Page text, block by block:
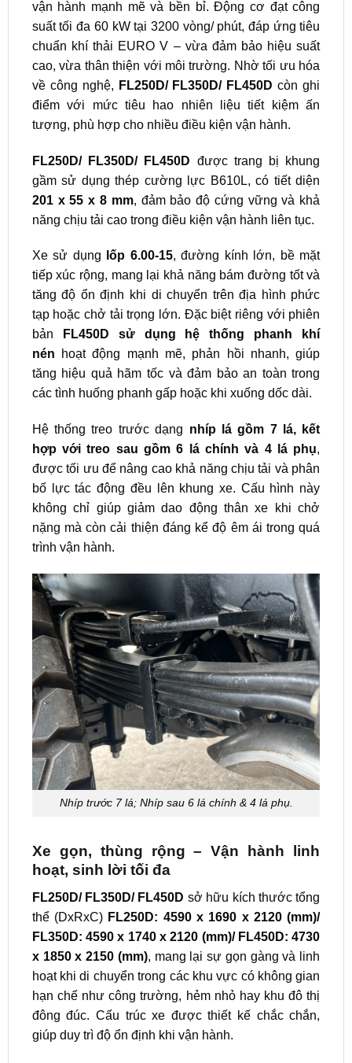
vận hành mạnh mẽ và bền bỉ. Động cơ đạt công
suất tối đa 60 kW tại 3200 vòng/ phút, đáp ứng tiêu
chuẩn khí thải EURO V – vừa đảm bảo hiệu suất
cao, vừa thân thiện với môi trường. Nhờ tối ưu hóa
về công nghệ, FL250D/ FL350D/ FL450D còn ghi
điểm với mức tiêu hao nhiên liệu tiết kiệm ấn
tượng, phù hợp cho nhiều điều kiện vận hành.
FL250D/ FL350D/ FL450D được trang bị khung
gầm sử dụng thép cường lực B610L, có tiết diện
201 x 55 x 8 mm, đảm bảo độ cứng vững và khả
năng chịu tải cao trong điều kiện vận hành liên tục.
Xe sử dụng lốp 6.00-15, đường kính lớn, bề mặt
tiếp xúc rộng, mang lại khả năng bám đường tốt và
tăng độ ổn định khi di chuyển trên địa hình phức
tạp hoặc chở tải trọng lớn. Đặc biệt riêng với phiên
bản
FL450D sử dụng hệ thống phanh khí
nén hoạt động mạnh mẽ, phản hồi nhanh, giúp
tăng hiệu quả hãm tốc và đảm bảo an toàn trong
các tình huống phanh gấp hoặc khi xuống dốc dài.
Hệ thống treo trước dạng nhíp lá gồm 7 lá, kết
hợp với treo sau gồm 6 lá chính và 4 lá phụ,
được tối ưu để nâng cao khả năng chịu tải và phân
bố lực tác động đều lên khung xe. Cấu hình này
không chỉ giúp giảm dao động thân xe khi chở
nặng mà còn cải thiện đáng kể độ êm ái trong quá
trình vận hành.
Nhíp trước 7 lá; Nhíp sau 6 lá chính & 4 lá phụ.
Xe gọn, thùng rộng – Vận hành linh
hoạt, sinh lời tối đa
FL250D/ FL350D/ FL450D sở hữu kích thước tổng
thể (DxRxC) FL250D: 4590 x 1690 x 2120 (mm)/
FL350D: 4590 x 1740 x 2120 (mm)/ FL450D: 4730
x 1850 x 2150 (mm), mang lại sự gọn gàng và linh
hoạt khi di chuyển trong các khu vực có không gian
hạn chế như công trường, hẻm nhỏ hay khu đô thị
đông đúc. Cấu trúc xe được thiết kế chắc chắn,
giúp duy trì độ ổn định khi vận hành.